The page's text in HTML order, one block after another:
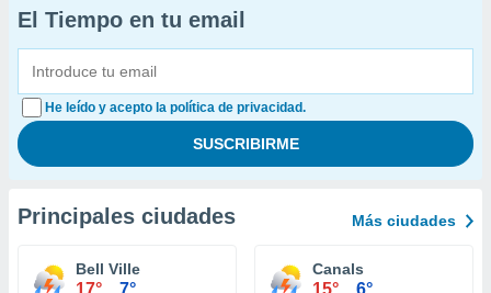
El Tiempo en tu email
He leído y acepto la política de privacidad.
Principales ciudades Más ciudades
Bell Ville
17° 7°
Canals
15° 6°